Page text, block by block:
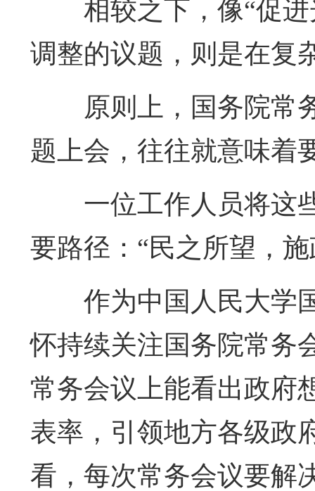
相较之下，像“促
调整的议题，则是在复
原则上，国务院常
题上会，往往就意味着
一位工作人员将这
要路径：“民之所望，
作为中国人民大学
怀持续关注国务院常务
常务会议上能看出政府
表率，引领地方各级政
看，每次常务会议要解